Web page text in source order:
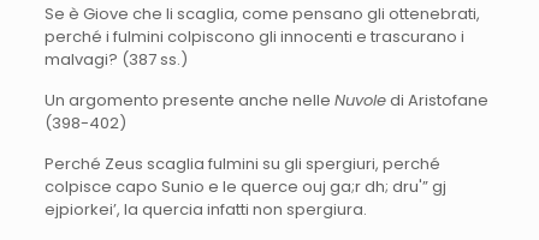
Se è Giove che li scaglia, come pensano gli ottenebrati,
perché i fulmini colpiscono gli innocenti e trascurano i
malvagi? (387 ss.)
Un argomento presente anche nelle Nuvoledi Aristofane
(398-402)
Perché Zeus scaglia fulmini su gli spergiuri, perché
colpisce capo Sunio e le querce ouj ga;r dh; dru'” gj
ejpiorkei’, la quercia infatti non spergiura.